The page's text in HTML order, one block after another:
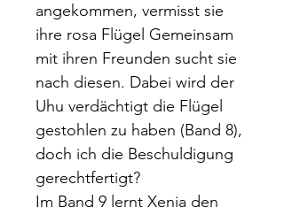
angekommen, vermisst sie
ihre rosa Flügel Gemeinsam
mit ihren Freunden sucht sie
nach diesen. Dabei wird der
Uhu verdächtigt die Flügel
gestohlen zu haben (Band 8),
doch ich die Beschuldigung
gerechtfertigt?
Im Band 9 lernt Xenia den